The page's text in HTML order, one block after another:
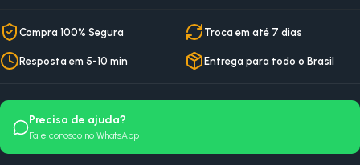
Compra 100% Segura Troca em até 7 dias
Resposta em 5-10 min Entrega para todo o Brasil
Precisa de ajuda?
Fale conosco no WhatsApp